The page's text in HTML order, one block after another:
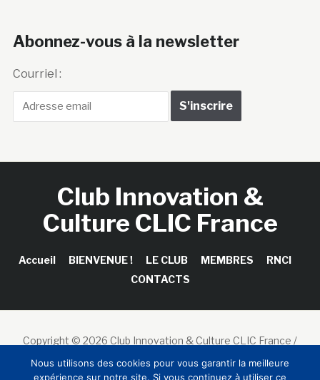
Abonnez-vous à la newsletter
Courriel :
Club Innovation &
Culture CLIC France
Accueil BIENVENUE ! LE CLUB MEMBRES
RNCI
CONTACTS
Copyright © 2026 Club Innovation & Culture CLIC France /
Sinapses Conseils
Nous utilisons des cookies pour vous garantir la meilleure
expérience sur notre site. Si vous continuez à utiliser ce